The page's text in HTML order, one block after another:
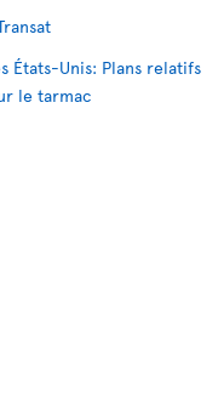
États-Unis: Plans relatifs
le tarmac